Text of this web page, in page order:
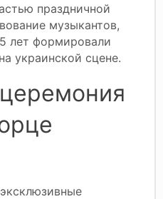
праздничной
музыкантов,
лет формировали
украинской сцене.